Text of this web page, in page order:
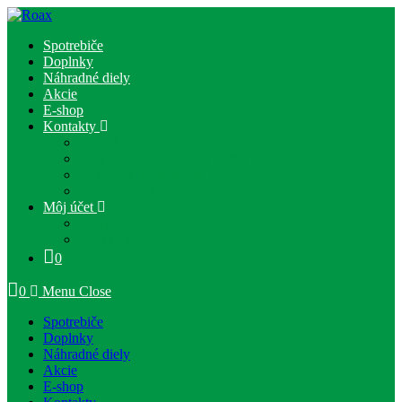
Skip
contentSpotrebiče
Doplnky
Náhradné diely
Akcie
E-shop
Kontakty
Môj účet
0
0 Menu Close
Spotrebiče
Doplnky
Náhradné diely
Akcie
E-shop